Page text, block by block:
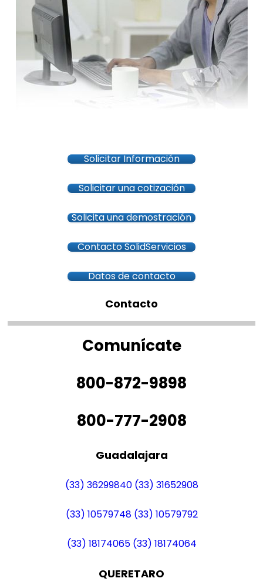
Solicitar Información
Solicitar una cotización
Solicita una demostración
Contacto SolidServicios
Datos de contacto
Contacto
Comunícate
800-872-9898
800-777-2908
Guadalajara
(33) 36299840 (33) 31652908
(33) 10579748 (33) 10579792
(33) 18174065 (33) 18174064
QUERETARO